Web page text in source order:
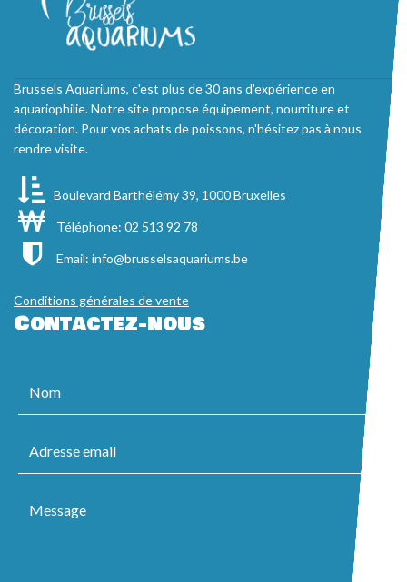
Brussels Aquariums, c'est plus de 30 ans d'expérience en
aquariophilie. Notre site propose équipement, nourriture et
décoration. Pour vos achats de poissons, n'hésitez pas à nous
rendre visite.
Boulevard Barthélémy 39, 1000 Bruxelles
Téléphone: 02 513 92 78
Email: info@brusselsaquariums.be
Conditions générales de vente
Contactez-nous